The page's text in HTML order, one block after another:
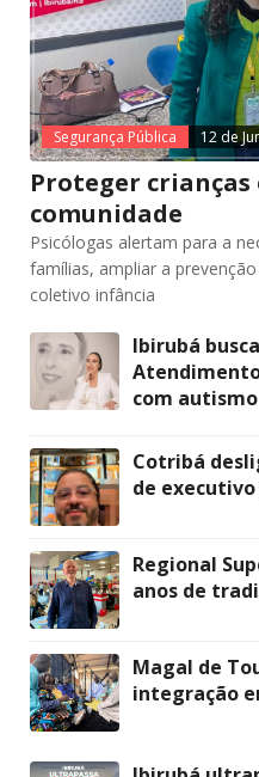
Segurança Pública 12 de
Proteger
comunidade
Psicólogas alertam para a
famílias, ampliar a
coletivo infância
Ibirubá
com autismo
Cotribá
de
Regional
anos de
Magal de
integração